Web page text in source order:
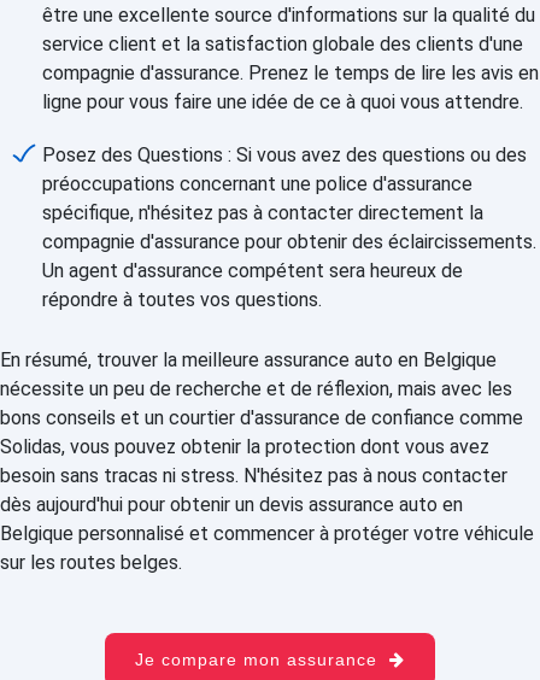
être une excellente source d'informations sur la qualité du
service client et la satisfaction globale des clients d'une
compagnie d'assurance. Prenez le temps de lire les avis en
ligne pour vous faire une idée de ce à quoi vous attendre.
Posez des Questions : Si vous avez des questions ou des
préoccupations concernant une police d'assurance
spécifique, n'hésitez pas à contacter directement la
compagnie d'assurance pour obtenir des éclaircissements.
Un agent d'assurance compétent sera heureux de
répondre à toutes vos questions.
En résumé, trouver la meilleure assurance auto en Belgique
nécessite un peu de recherche et de réflexion, mais avec les
bons conseils et un courtier d'assurance de confiance comme
Solidas, vous pouvez obtenir la protection dont vous avez
besoin sans tracas ni stress. N'hésitez pas à nous contacter
dès aujourd'hui pour obtenir un devis assurance auto en
Belgique personnalisé et commencer à protéger votre véhicule
sur les routes belges.
Je compare mon assurance